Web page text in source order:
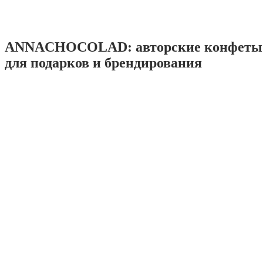
ANNACHOCOLAD: авторские
для подарков и брендирования